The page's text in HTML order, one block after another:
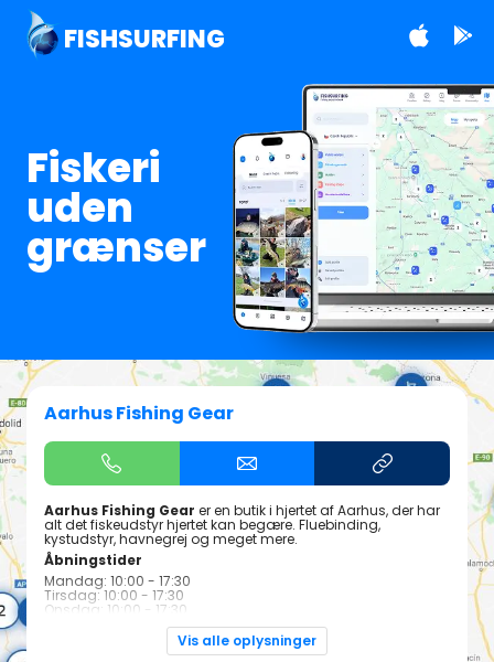
FISHSURFING
Fiskeri
uden
grænser
Aarhus Fishing Gear
Aarhus Fishing Gear er en butik i hjertet af Aarhus, der har
alt det fiskeudstyr hjertet kan begære. Fluebinding,
kystudstyr, havnegrej og meget mere.
Åbningstider
Mandag: 10:00 - 17:30
Tirsdag: 10:00 - 17:30
Onsdag: 10:00 - 17:30
Torsdag: 10:00 - 17:30
Fredag: 10:00 - 17:30
Lørdag: 10:00 - 14:00
Vis alle oplysninger